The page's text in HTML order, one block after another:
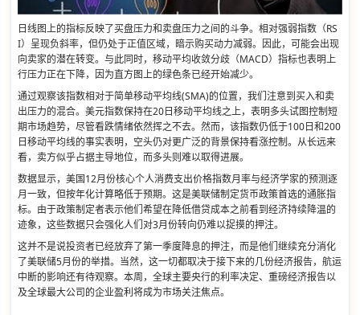
日线图上的指标反映了买盘压力和卖盘压力之间的斗争。相对强弱指数（RS
I）呈现负斜率，但仍处于正值区域，暗示购买动力减弱。因此，可能会出现
向卖家的潜在转变。与此同时，移动平均收敛分歧（MACD）指标也表明上
行压力正在下降，因为直方图上的绿色条已经开始减少。
通过观察该指数相对于简单移动平均线(SMA)的位置，我们注意到买入和卖
出压力的混合。美元指数保持在20日移动平均线之上，表明多头试图控制短
期市场趋势，尽管看跌情绪依然挥之不去。然而，该指数仍低于100日和200
日移动平均线的事实表明，空头仍对更广泛的背景保持看涨控制。从长远来
看，卖方似乎占据主导地位，而多头则难以取得进展。
数据显示，美国12月份核心个人消费支出价格指数月率与经济学家的预测逐
月一致，但按年化计算略低于预期。这是美联储制定货币政策首选的通胀指
标。由于政策制定者表示他们希望在降低借贷成本之前看到经济持续降温的
迹象，这些数据只会强化人们对3月份转向仍难以捉摸的押注。
这并不是说投资者已经放弃了第一季度降息的押注，而是他们继续充分消化
了美联储5月份的举措。当然，这一切都取决于接下来的几份经济报告，航运
中断的影响还有待观察。本周，全球主要央行的利率决定、重磅经济报告以
及全球最大公司的企业盈利将成为市场关注焦点。